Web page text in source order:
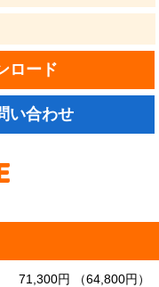
ロード
い合わせ
71,300円 （64,800円）